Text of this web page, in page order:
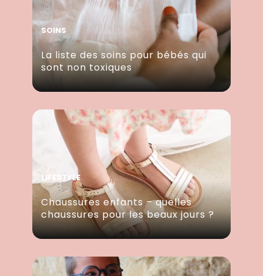
SOINS
La liste des soins pour bébés qui
sont non toxiques
LIFESTYLE
Chaussures enfants – quelles
chaussures pour les beaux jours ?